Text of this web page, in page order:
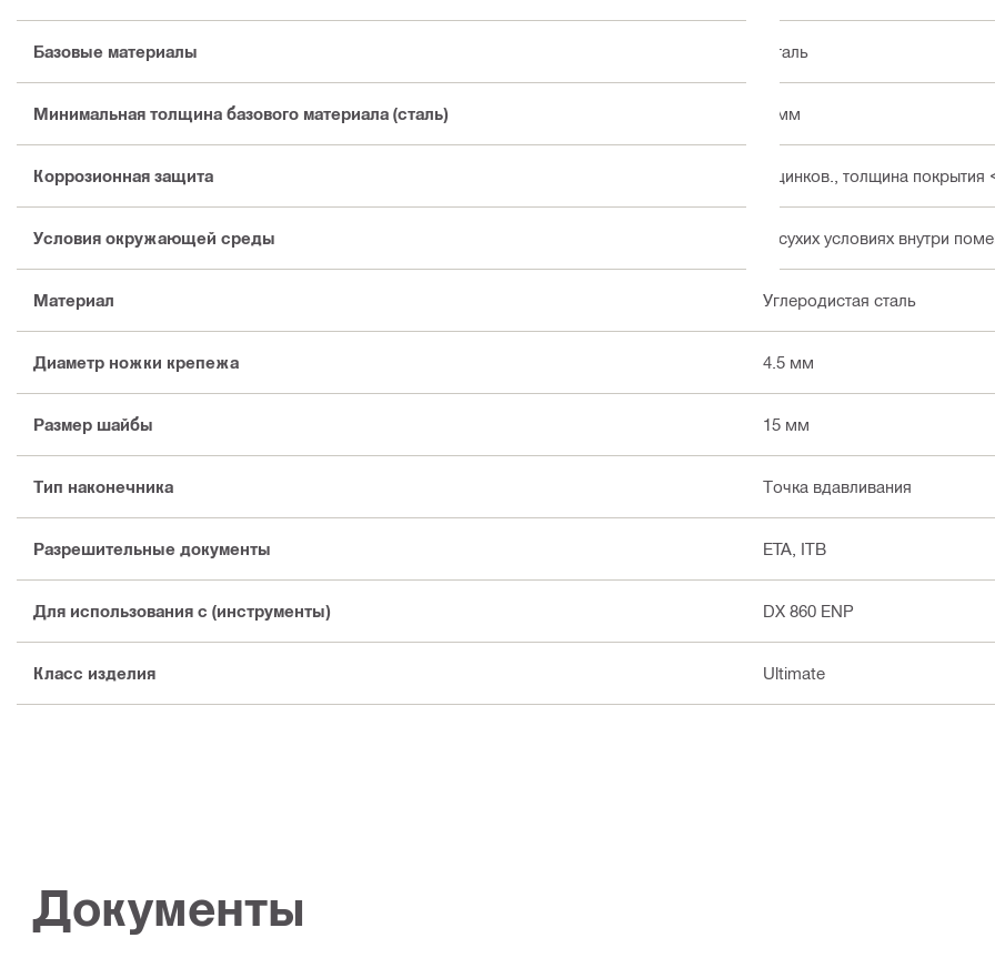
Базовые материалы Сталь
Минимальная толщина базового материала (сталь) 6 мм
Коррозионная защита Оцинков., толщина покрытия
Условия окружающей среды В сухих условиях внутри
Материал Углеродистая сталь
Диаметр ножки крепежа 4.5 мм
Размер шайбы 15 мм
Тип наконечника Точка вдавливания
Разрешительные документы ETA, ITB
Для использования с (инструменты) DX 860 ENP
Класс изделия Ultimate
Документы